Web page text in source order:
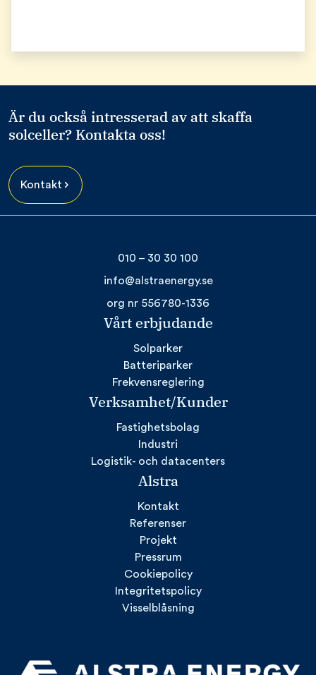
Är du också intresserad av att skaffa
solceller? Kontakta oss!
Kontakt
010 – 30 30 100
info@alstraenergy.se
org nr 556780-1336
Vårt erbjudande
Solparker
Batteriparker
Frekvensreglering
Verksamhet/Kunder
Fastighetsbolag
Industri
Logistik- och datacenters
Alstra
Kontakt
Referenser
Projekt
Pressrum
Cookiepolicy
Integritetspolicy
Visselblåsning